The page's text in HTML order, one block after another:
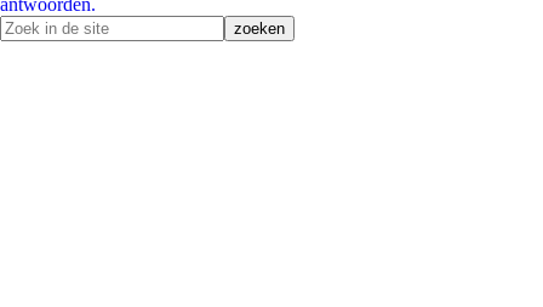
antwoorden.